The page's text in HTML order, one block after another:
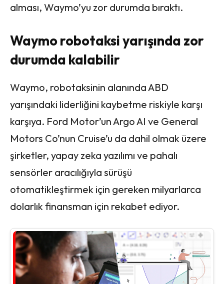
alması, Waymo’yu zor durumda bıraktı.
Waymo robotaksi yarışında zor
durumda kalabilir
Waymo, robotaksinin alanında ABD
yarışındaki liderliğini kaybetme riskiyle karşı
karşıya. Ford Motor’un Argo AI ve General
Motors Co’nun Cruise’u da dahil olmak üzere
şirketler, yapay zeka yazılımı ve pahalı
sensörler aracılığıyla sürüşü
otomatikleştirmek için gereken milyarlarca
dolarlık finansman için rekabet ediyor.